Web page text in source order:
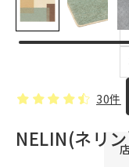
30件
NELIN(ネリ